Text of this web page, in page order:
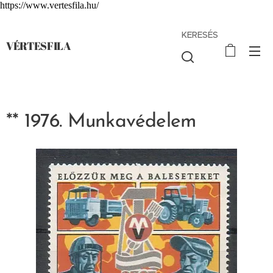
https://www.vertesfila.hu/
VÉRTESFILA
KERESÉS
** 1976. Munkavédelem